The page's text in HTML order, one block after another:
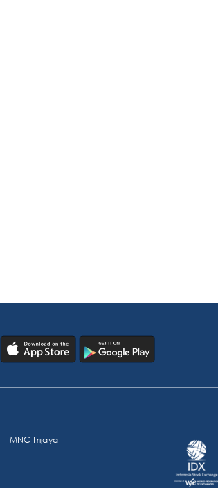
MNC Trijaya